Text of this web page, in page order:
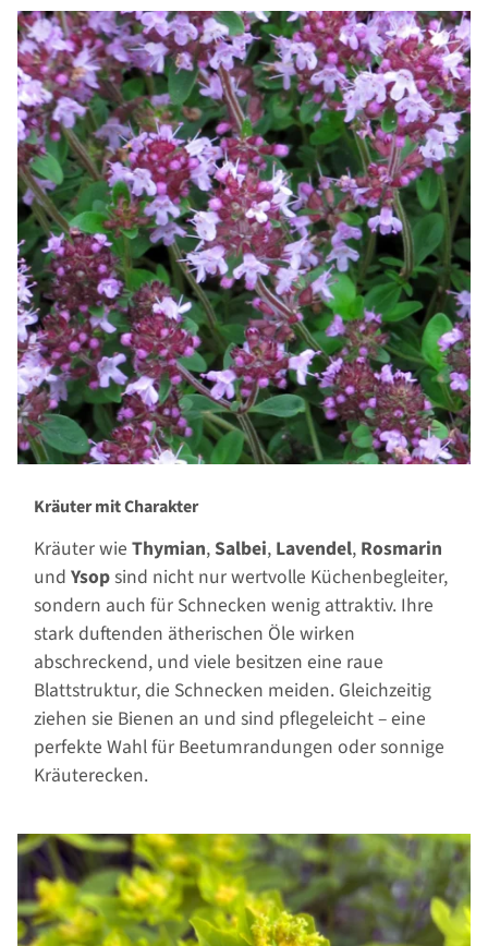
Kräuter mit Charakter
Kräuter wie Thymian,Salbei, Lavendel, Rosmarin
und Ysopsind nicht nur wertvolle Küchenbegleiter,
sondern auch für Schnecken wenig attraktiv. Ihre
stark duftenden ätherischen Öle wirken
abschreckend, und viele besitzen eine raue
Blattstruktur, die Schnecken meiden. Gleichzeitig
ziehen sie Bienen an und sind pflegeleicht – eine
perfekte Wahl für Beetumrandungen oder sonnige
Kräuterecken.